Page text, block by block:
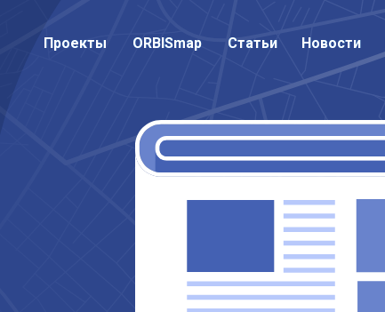
Проекты
Проекты ORBISmap
ORBISmap Статьи
Статьи Новости
Новости